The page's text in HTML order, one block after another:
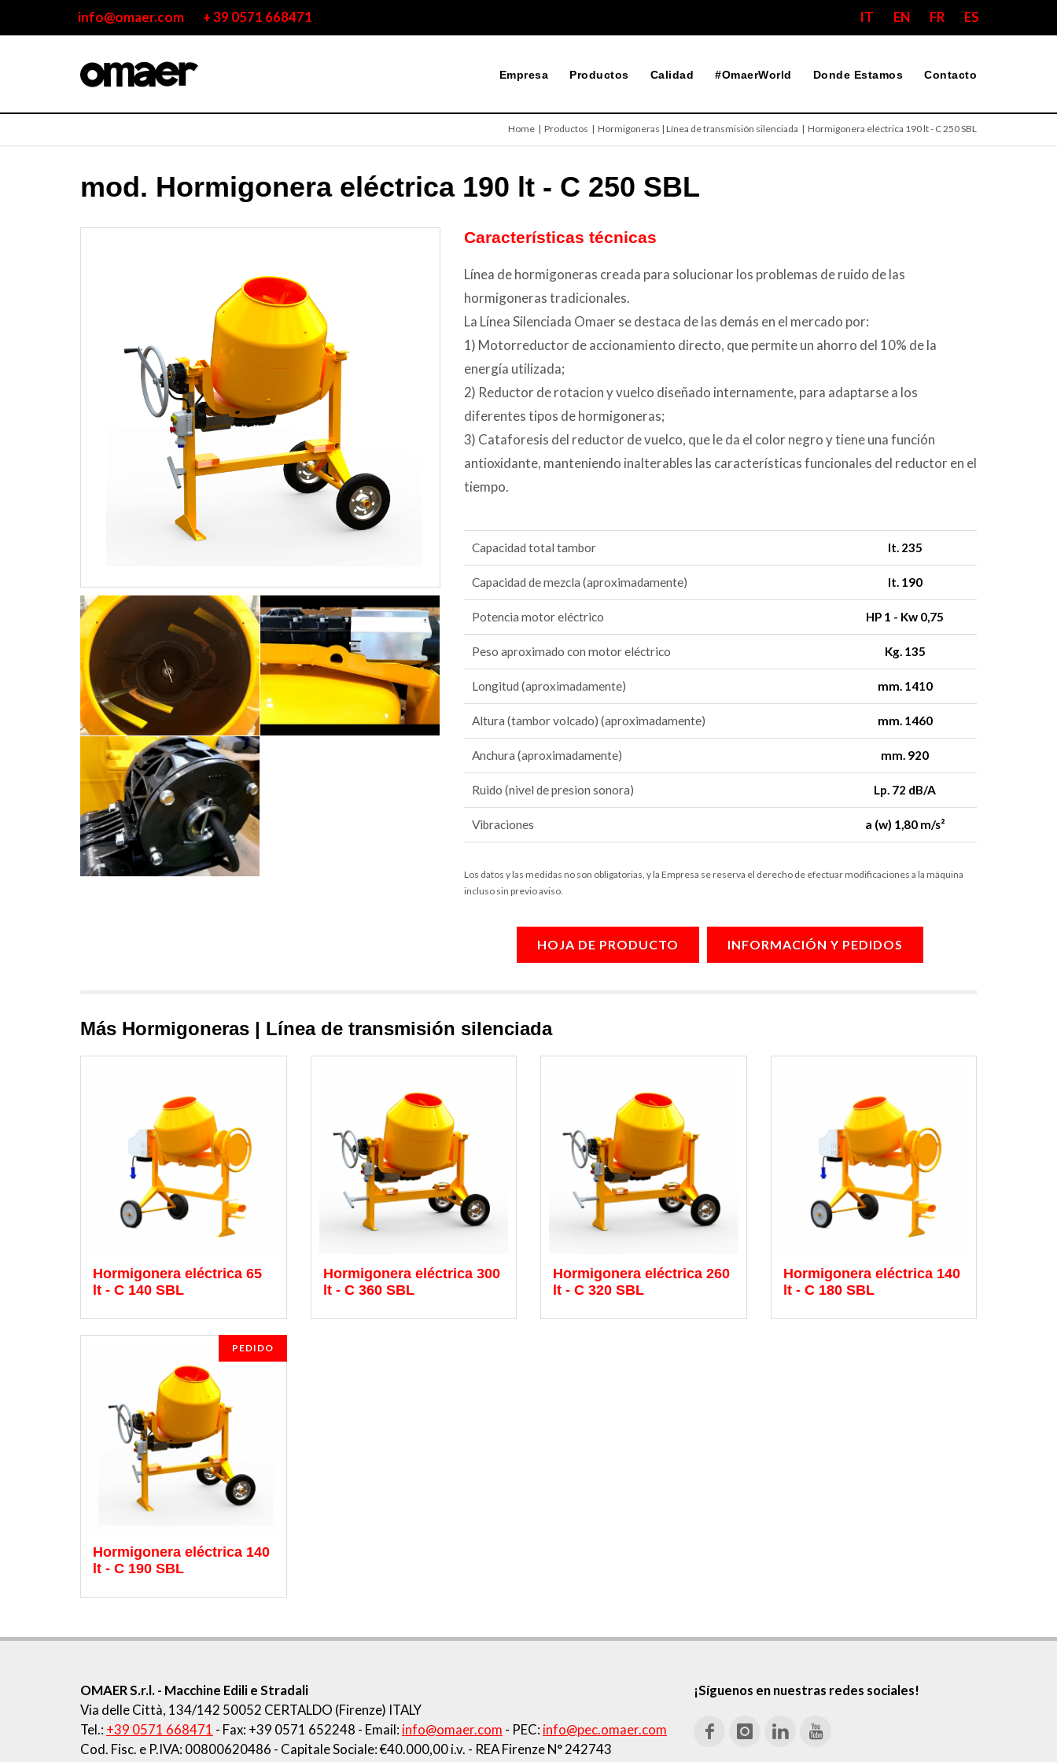
info@omaer.com + 39 0571 668471 IT EN FR ES
Empresa Productos Calidad #OmaerWorld Donde Estamos Contacto
Home | Productos | Hormigoneras | Línea de transmisión silenciada | Hormigonera eléctrica 190 lt - C 250 SBL
mod. Hormigonera eléctrica 190 lt - C 250 SBL
Características técnicas
Línea de hormigoneras creada para solucionar los problemas de ruido de las
hormigoneras tradicionales.
La Línea Silenciada Omaer se destaca de las demás en el mercado por:
1) Motorreductor de accionamiento directo, que permite un ahorro del 10% de la
energía utilizada;
2) Reductor de rotacion y vuelco diseñado internamente, para adaptarse a los
diferentes tipos de hormigoneras;
3) Cataforesis del reductor de vuelco, que le da el color negro y tiene una función
antioxidante, manteniendo inalterables las características funcionales del reductor en el
tiempo.
Capacidad total tambor lt. 235
Capacidad de mezcla (aproximadamente) lt. 190
Potencia motor eléctrico HP 1 - Kw 0,75
Peso aproximado con motor eléctrico Kg. 135
Longitud (aproximadamente) mm. 1410
Altura (tambor volcado) (aproximadamente) mm. 1460
Anchura (aproximadamente) mm. 920
Ruido (nivel de presion sonora) Lp. 72 dB/A
Vibraciones a (w) 1,80 m/s²
Los datos y las medidas no son obligatorias, y la Empresa se reserva el derecho de efectuar modificaciones a la máquina
incluso sin previo aviso.
HOJA DE PRODUCTO INFORMACIÓN Y PEDIDOS
Más Hormigoneras | Línea de transmisión silenciada
Hormigonera eléctrica 65
lt - C 140 SBL
Hormigonera eléctrica 300
lt - C 360 SBL
Hormigonera eléctrica 260
lt - C 320 SBL
Hormigonera eléctrica 140
lt - C 180 SBL
PEDIDO
Hormigonera eléctrica 140
lt - C 190 SBL
OMAER S.r.l. - Macchine Edili e Stradali
Via delle Città, 134/142 50052 CERTALDO (Firenze) ITALY
Tel.: +39 0571 668471 - Fax: +39 0571 652248 - Email: info@omaer.com - PEC: info@pec.omaer.com
Cod. Fisc. e P.IVA: 00800620486 - Capitale Sociale: €40.000,00 i.v. - REA Firenze N° 242743
¡Síguenos en nuestras redes sociales!